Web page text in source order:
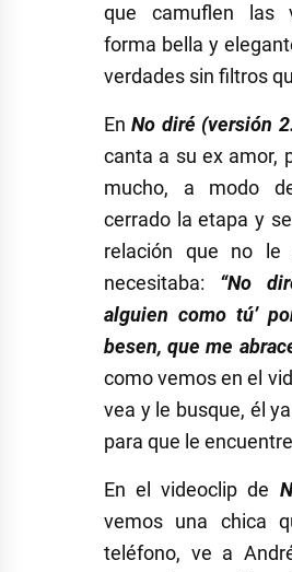
que camuflen las
forma bella y
verdades sin filtros
EnNo diré (versión
canta a su ex amor,
mucho, a modo
cerrado la etapa y
relación que no le
necesitaba: “No
alguien como tú’
besen, que me
como vemos en el
vea y le busque, él
para que le
En el videoclip de
vemos una chica
teléfono, ve a